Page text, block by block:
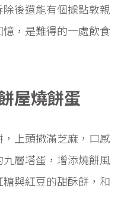
後還能有個據點敦親
，是難得的一處飲食
屋燒餅蛋
上頭撒滿芝麻，口感
層塔蛋，增添燒餅風
與紅豆的甜酥餅，和